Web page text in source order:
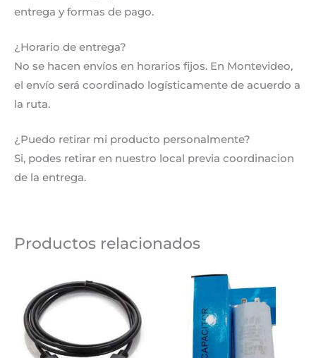
entrega y formas de pago.
¿Horario de entrega?
No se hacen envíos en horarios fijos. En Montevideo,
el envío será coordinado logísticamente de acuerdo a
la ruta.
¿Puedo retirar mi producto personalmente?
Si, podes retirar en nuestro local previa coordinacion
de la entrega.
Productos relacionados